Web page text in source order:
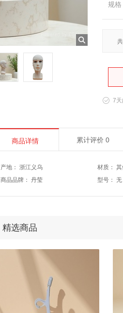
规格
共
7
商品详情 累计评价 0
产地 ： 浙江义乌 材质 ：
商品品牌 ： 丹莹 型号 ： 无
精选商品